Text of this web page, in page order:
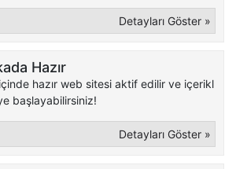
Detayları Göster »
Hazır
hazır web sitesi aktif edilir ve içerikl
başlayabilirsiniz!
Detayları Göster »